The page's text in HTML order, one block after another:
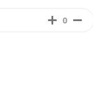
0